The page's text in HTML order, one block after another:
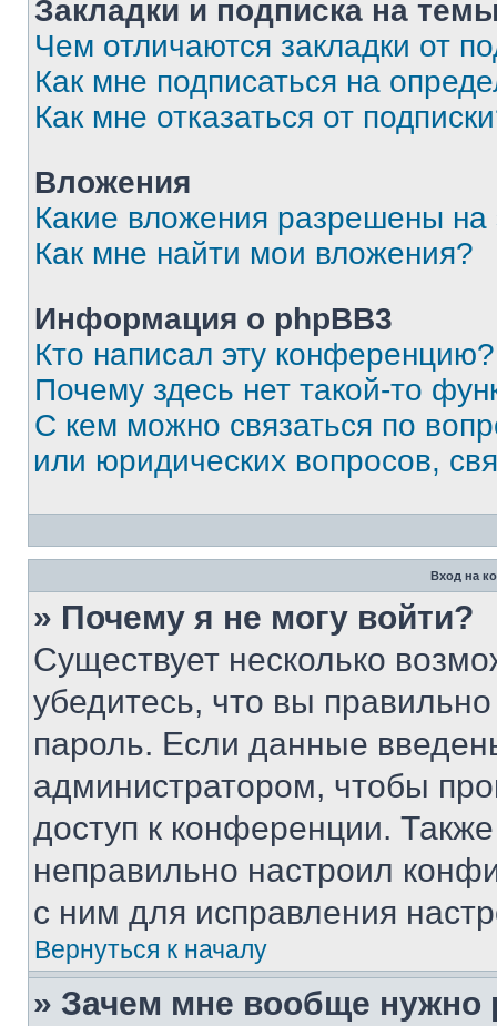
Закладки и подписка на
Чем отличаются закладки от
Как мне подписаться на
Как мне отказаться от
Вложения
Какие вложения разрешены
Как мне найти мои вложения?
Информация о phpBB3
Кто написал эту конференцию?
Почему здесь нет такой-то
С кем можно связаться по
или юридических вопросов,
Вход на
» Почему я не могу войти?
Существует несколько
убедитесь, что вы
пароль. Если данные
администратором, чтобы
доступ к конференции.
неправильно настроил
с ним для исправления
Вернуться к началу
» Зачем мне вообще нужно